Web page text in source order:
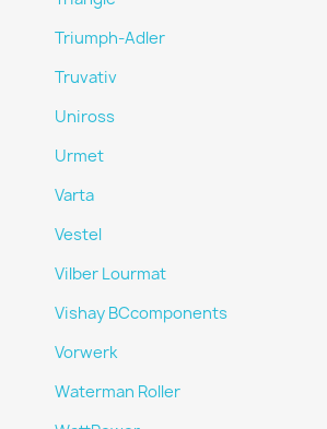
Triumph-Adler
Truvativ
Uniross
Urmet
Varta
Vestel
Vilber Lourmat
Vishay BCcomponents
Vorwerk
Waterman Roller